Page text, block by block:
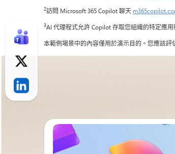
2訪問 Microsoft 365 Copilot 聊天
3AI 代理程式允許 Copilot 存取您組織的特定應
本範例場景中的內容僅用於演示目的。您應該